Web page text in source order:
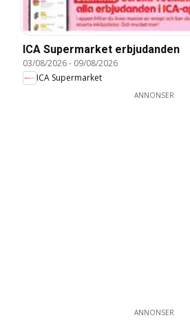
ICA Supermarket erbjudanden
03/08/2026- 09/08/2026
ICA Supermarket
ANNONSER
ANNONSER